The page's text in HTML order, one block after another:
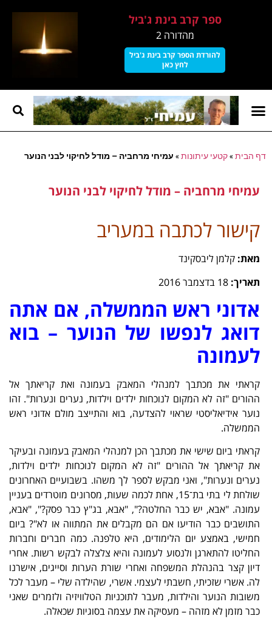
ספר קרב בינת ג'ביל
מהדורה 2
להורדת הספר קרב בינת ג'ביל
לחץ כאן
דף הבית»קטעי עיתונות» עמיחי מרחביה – מודל לחיקוי לבני הנוער
עמיחי מרחביה – מודל לחיקוי לבני הנוער
קישור לכתבה במעריב
מאת: קלמן ליבסקינד
תאריך:
אדוני ראש הממשלה, אם אתה
דואג לנפשו של הנוער – בוא
לעמונה
קראתי את מכתבך למנהלי המאבק בעמונה ואת קריאתך אל
ההורים "זה לא המקום לנוכחות ילדים וילדות, נערים ונערות". זהו
נוער אידיאליסטי שראוי להצדעה, בוא והתייצב מולם אדוני ראש
הממשלה.
קראתי ביום שישי את מכתבך הכן למנהלי המאבק בעמונה ובעיקר
את קריאתך אל ההורים "זה לא המקום לנוכחות ילדים וילדות,
נערים ונערות", ואני מבקש לספר לך משהו. בשבועיים האחרונים
שולחת לי בתי בת־15, אחת לכמה שעות, מסרונים מוטרדים בעניין
עמונה. "אבא, יש כבר החלטה?", "אבא, בג"ץ כבר פסק?", "אבא,
התושבים כבר הודיעו אם הם מקבלים את המתווה או לא"? ביום
חמישי, באמצע יום הלימודים, היא טלפנה. כמה חברים וחברות
החליטו להתארגן ולנסוע לעמונה והיא צלצלה לבקש רשות. אחרי
דיון קצר בהנהלת המשפחה ואחרי שורת הערות וסייגים, אישרנו
לה. אשרי שזכיתי, חשבתי לעצמי. אשרי, שהילדה שלי – מעבר לכל
משובות הנוער והילדות, מעבר לתוכניות הטלוויזיה ולזמרים שאני
כבר מזמן לא מזהה – מעסיקה את עצמה בסוגיות שכאלה.